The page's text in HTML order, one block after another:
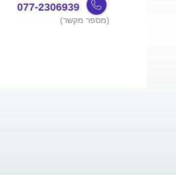
077-2306939
(מספר מקשר)